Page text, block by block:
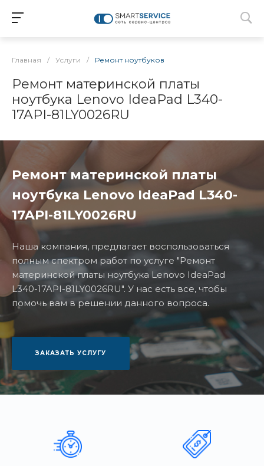
Главная / Услуги / Ремонт ноутбуков
Ремонт материнской платы
ноутбука Lenovo IdeaPad L340-
17API-81LY0026RU
Ремонт материнской платы
ноутбука Lenovo IdeaPad L340-
17API-81LY0026RU
Наша компания, предлагает воспользоваться
полным спектром работ по услуге "Ремонт
материнской платы ноутбука Lenovo IdeaPad
L340-17API-81LY0026RU". У нас есть все, чтобы
помочь вам в решении данного вопроса.
ЗАКАЗАТЬ УСЛУГУ